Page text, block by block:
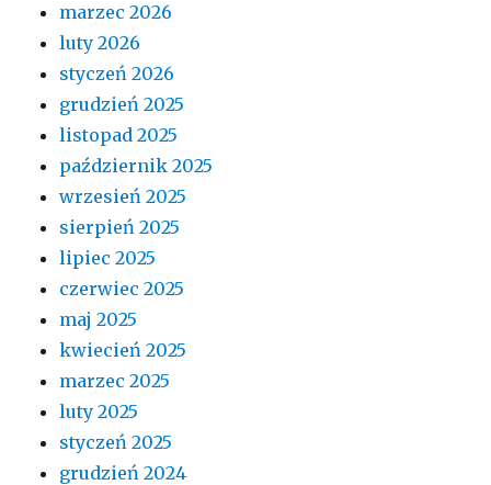
marzec 2026
luty 2026
styczeń 2026
grudzień 2025
listopad 2025
październik 2025
wrzesień 2025
sierpień 2025
lipiec 2025
czerwiec 2025
maj 2025
kwiecień 2025
marzec 2025
luty 2025
styczeń 2025
grudzień 2024